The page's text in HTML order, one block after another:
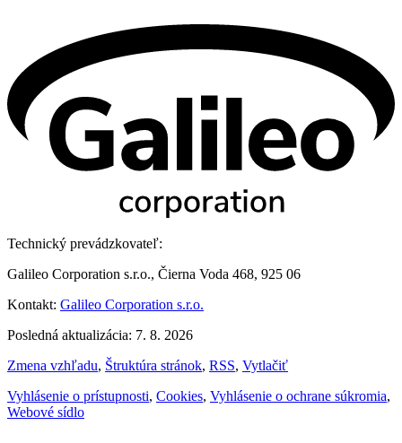
Technický prevádzkovateľ:
Galileo Corporation s.r.o., Čierna Voda 468, 925 06
Kontakt: Galileo Corporation s.r.o.
Posledná aktualizácia: 7. 8. 2026
Zmena vzhľadu, Štruktúra stránok, RSS, Vytlačiť
Vyhlásenie o prístupnosti, Cookies, Vyhlásenie o ochrane súkromia,
Webové sídlo